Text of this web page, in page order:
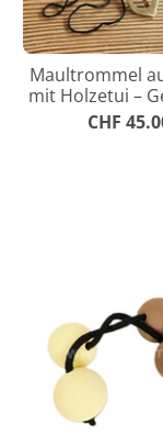
Maultrommel
mit Holzetui –
CHF